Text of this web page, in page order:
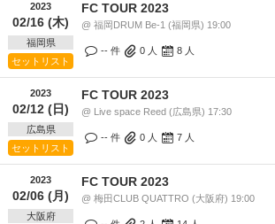
2023
02/16 (木)
福岡県
セットリスト
FC TOUR 2023
@ 福岡DRUM Be-1 (福岡県) 19:00
-- 件 0 人 8 人
2023
02/12 (日)
広島県
セットリスト
FC TOUR 2023
@ Live space Reed (広島県) 17:30
-- 件 0 人 7 人
2023
02/06 (月)
大阪府
FC TOUR 2023
@ 梅田CLUB QUATTRO (大阪府) 19:00